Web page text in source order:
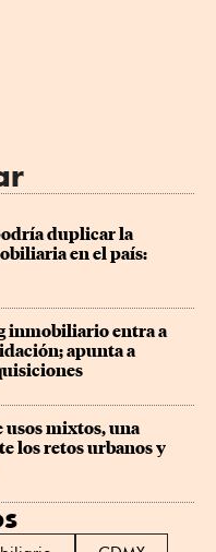
duplicar la
en el país:
inmobiliario entra a
apunta a
usos mixtos, una
los retos urbanos y